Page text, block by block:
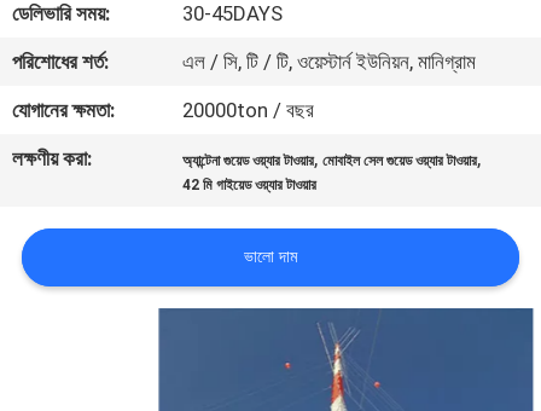
যোগাযোগ
করুন
খবর
উদ্ধৃতির
জন্য
ডেলিভারি সময়:
30-45DAYS
পরিশোধের শর্ত:
এল / সি, টি / টি, ওয়েস্টার্ন ইউনিয়ন, মানিগ্রাম
যোগানের ক্ষমতা:
20000ton / বছর
লক্ষণীয় করা:
অ্যান্টেনা গুয়েড ওয়্যার টাওয়ার,মোবাইল সেল গুয়েড ওয়্যার টাওয়ার,
42 মি গাইয়েড ওয়্যার টাওয়ার
ভালো দাম